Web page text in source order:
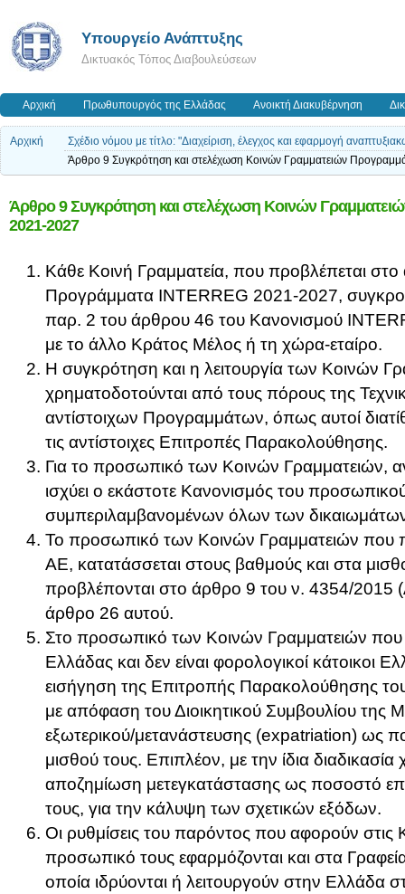
Υπουργείο Ανάπτυξης
Δικτυακός Τόπος Διαβουλεύσεων
Αρχική Πρωθυπουργός της Ελλάδας Ανοικτή Διακυβέρνηση
Αρχική
Σχέδιο νόμου με τίτλο: "Διαχείριση, έλεγχος και εφαρμογή
Άρθρο 9 Συγκρότηση και στελέχωση Κοινών Γραμματειών
Άρθρο 9 Συγκρότηση και στελέχωση Κοινών
2021-2027
Κάθε Κοινή Γραμματεία, που προβλέπεται στο
Προγράμματα INTERREG 2021-2027,
παρ. 2 του άρθρου 46 του Κανονισμού
με το άλλο Κράτος Μέλος ή τη χώρα-εταίρο.
Η συγκρότηση και η λειτουργία των Κοινών
χρηματοδοτούνται από τους πόρους της
αντίστοιχων Προγραμμάτων, όπως αυτοί
τις αντίστοιχες Επιτροπές Παρακολούθησης.
Για το προσωπικό των Κοινών Γραμματειών,
ισχύει ο εκάστοτε Κανονισμός του
συμπεριλαμβανομένων όλων των
Το προσωπικό των Κοινών Γραμματειών
ΑΕ, κατατάσσεται στους βαθμούς και στα
προβλέπονται στο άρθρο 9 του ν. 4354/2015
άρθρο 26 αυτού.
Στο προσωπικό των Κοινών Γραμματειών που
Ελλάδας και δεν είναι φορολογικοί κάτοικοι
εισήγηση της Επιτροπής Παρακολούθησης
με απόφαση του Διοικητικού Συμβουλίου της
εξωτερικού/μετανάστευσης (expatriation) ως
μισθού τους. Επιπλέον, με την ίδια διαδικασία
αποζημίωση μετεγκατάστασης ως ποσοστό επί
τους, για την κάλυψη των σχετικών εξόδων.
Οι ρυθμίσεις του παρόντος που αφορούν στις
προσωπικό τους εφαρμόζονται και στα
οποία ιδρύονται ή λειτουργούν στην Ελλάδα